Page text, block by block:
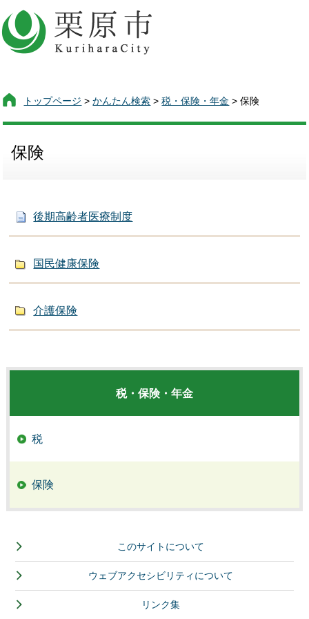
トップページ >かんたん検索 >税・保険・年金 > 保険
保険
後期高齢者医療制度
国民健康保険
介護保険
税・保険・年金
税
保険
このサイトについて
ウェブアクセシビリティについて
リンク集